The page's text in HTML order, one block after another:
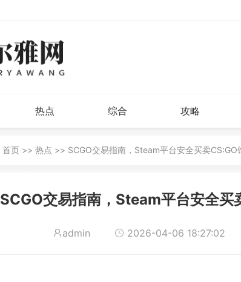
热点 综合 攻略
首页 >> 热点 >> SCGO交易指南，Steam平台安全买卖CS:GO
SCGO交易指南，Steam平台安全买
admin 2026-04-06 18:27:02